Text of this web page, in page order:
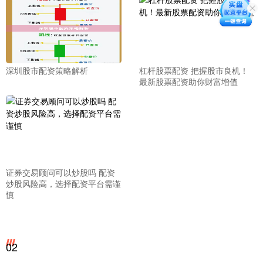
深圳股市配资策略解析
杠杆股票配资 把握股市良机！
最新股票配资助你财富增值
证券交易顾问可以炒股吗 配资
炒股风险高，选择配资平台需谨
慎
02